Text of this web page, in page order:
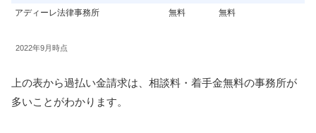
アディーレ法律事務所
無料 無料
2022年9月時点
上の表から過払い金請求は、相談料・着手金無料の事務所が
多いことがわかります。